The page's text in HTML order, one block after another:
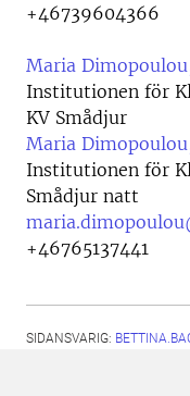
+46739604366
Maria
Institutionen för
KV Smådjur
Maria
Institutionen för
Smådjur natt
+46765137441
SIDANSVARIG: